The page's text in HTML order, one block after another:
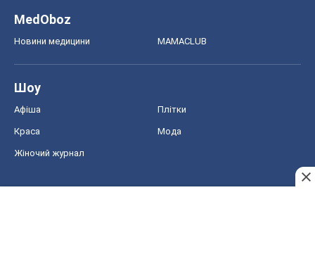
MedOboz
Новини медицини MAMACLUB
Шоу
Афіша Плітки
Краса Мода
Жіночий журнал